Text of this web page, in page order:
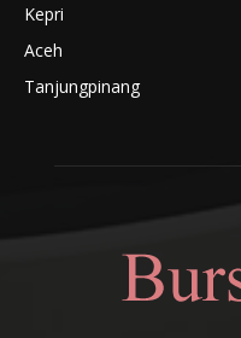
Kepri
Aceh
Tanjungpinang